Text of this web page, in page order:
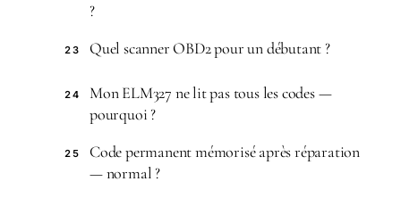
?
23 Quel scanner OBD2 pour un débutant ?
24
Mon ELM327 ne lit pas tous les codes —
pourquoi ?
25
Code permanent mémorisé après réparation
— normal ?